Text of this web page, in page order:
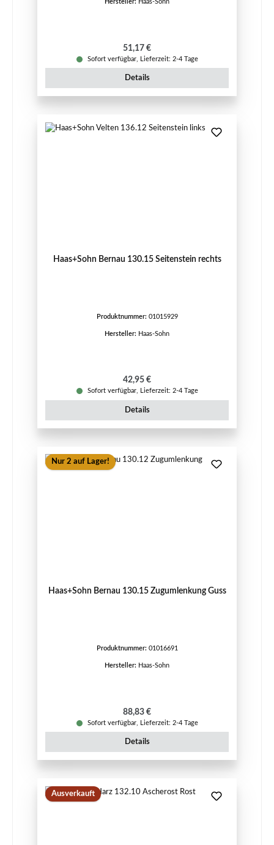
Hersteller: Haas-Sohn
Regulärer Preis:
51,17 €
Sofort verfügbar, Lieferzeit: 2-4 Tage
Details
Haas+Sohn Bernau 130.15 Seitenstein rechts
Produktnummer: 01015929
Hersteller: Haas-Sohn
Regulärer Preis:
42,95 €
Sofort verfügbar, Lieferzeit: 2-4 Tage
Details
Nur 2 auf Lager!
Haas+Sohn Bernau 130.15 Zugumlenkung Guss
Produktnummer: 01016691
Hersteller: Haas-Sohn
Regulärer Preis:
88,83 €
Sofort verfügbar, Lieferzeit: 2-4 Tage
Details
Ausverkauft